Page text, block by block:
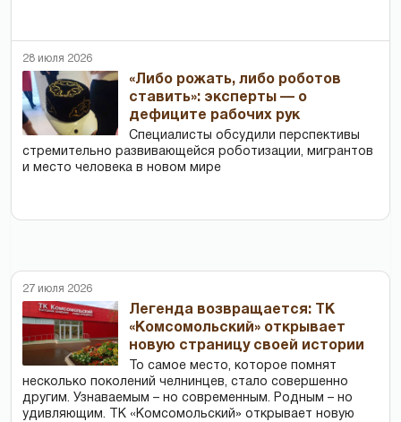
28 июля 2026
«Либо рожать, либо роботов
ставить»: эксперты — о
дефиците рабочих рук
Специалисты обсудили перспективы
стремительно развивающейся роботизации, мигрантов
и место человека в новом мире
27 июля 2026
Легенда возвращается: ТК
«Комсомольский» открывает
новую страницу своей истории
То самое место, которое помнят
несколько поколений челнинцев, стало совершенно
другим. Узнаваемым – но современным. Родным – но
удивляющим. ТК «Комсомольский» открывает новую